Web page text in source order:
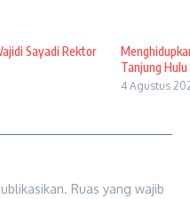
Sayadi Rektor
Tanjung Hulu
4 Agustus
Ruas yang wajib